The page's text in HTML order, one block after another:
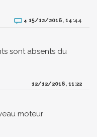
4 15/12/2016, 14:44
sont absents du
12/12/2016, 11:22
moteur